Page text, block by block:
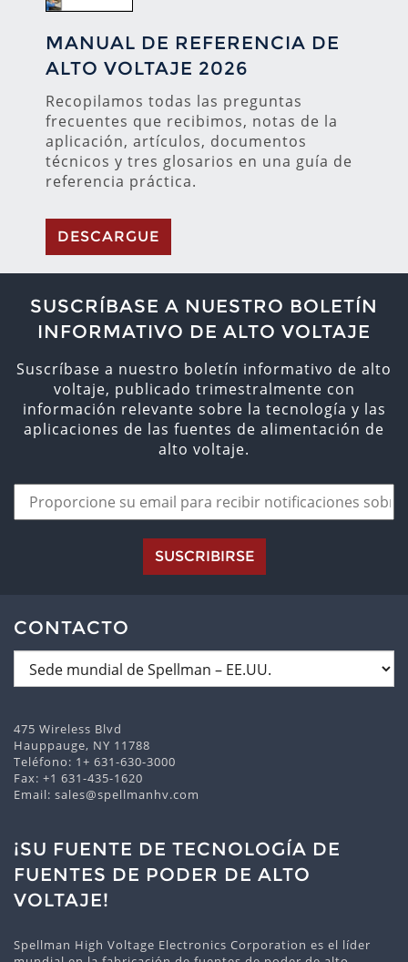
MANUAL DE REFERENCIA DE
ALTO VOLTAJE 2026
Recopilamos todas las preguntas
frecuentes que recibimos, notas de la
aplicación, artículos, documentos
técnicos y tres glosarios en una guía de
referencia práctica.
DESCARGUE
SUSCRÍBASE A NUESTRO BOLETÍN
INFORMATIVO DE ALTO VOLTAJE
Suscríbase a nuestro boletín informativo de alto
voltaje, publicado trimestralmente con
información relevante sobre la tecnología y las
aplicaciones de las fuentes de alimentación de
alto voltaje.
SUSCRIBIRSE
CONTACTO
475 Wireless Blvd
Hauppauge, NY 11788
Teléfono: 1+ 631-630-3000
Fax: +1 631-435-1620
Email: sales@spellmanhv.com
¡SU FUENTE DE TECNOLOGÍA DE
FUENTES DE PODER DE ALTO
VOLTAJE!
Spellman High Voltage Electronics Corporation es el líder